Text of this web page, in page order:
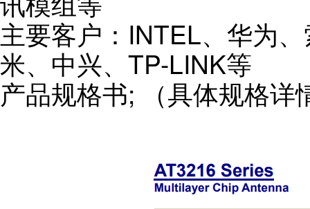
主要客户：INTEL、华为
米、中兴、TP-LINK等
产品规格书; （具体规格详